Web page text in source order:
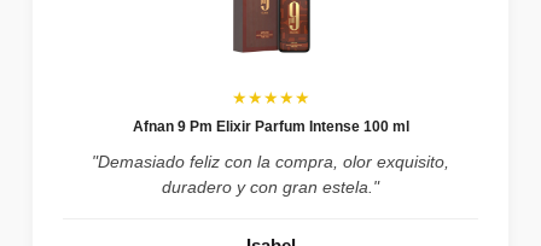
★★★★★
Afnan 9 Pm Elixir Parfum Intense 100 ml
"Demasiado feliz con la compra, olor exquisito,
duradero y con gran estela."